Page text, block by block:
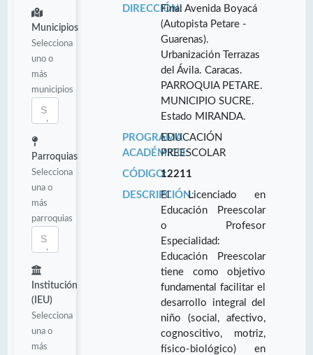
Municipios
Selecciona
uno o
más
municipios
Parroquias
Selecciona
una o
más
parroquias
Institución
(IEU)
Selecciona
una o
más
DIRECCIÓN:Final Avenida Boyacá
(Autopista Petare -
Guarenas).
Urbanización Terrazas
del Ávila. Caracas.
PARROQUIA PETARE.
MUNICIPIO SUCRE.
Estado MIRANDA.
PROGRAMA
ACADÉMICO:
EDUCACIÓN
PREESCOLAR
CÓDIGO:12211
DESCRIPCIÓN:El Licenciado en
Educación Preescolar
o Profesor
Especialidad:
Educación Preescolar
tiene como objetivo
fundamental facilitar el
desarrollo integral del
niño (social, afectivo,
cognoscitivo, motriz,
físico-biológico) en